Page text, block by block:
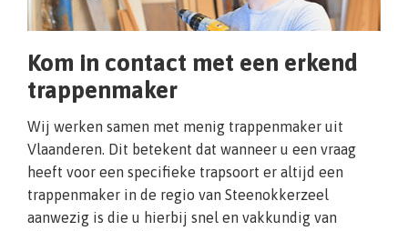
Kom in contact met een erkend
trappenmaker
Wij werken samen met menig trappenmaker uit
Vlaanderen. Dit betekent dat wanneer u een vraag
heeft voor een specifieke trapsoort er altijd een
trappenmaker in de regio van Steenokkerzeel
aanwezig is die u hierbij snel en vakkundig van